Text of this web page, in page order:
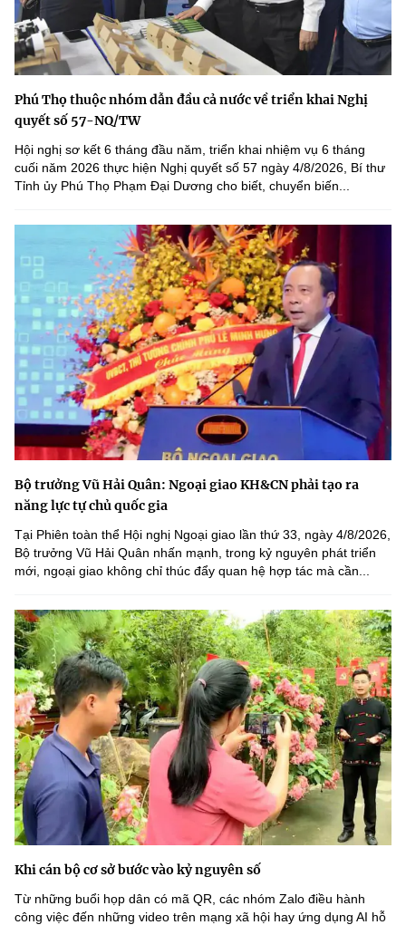
Phú Thọ thuộc nhóm dẫn đầu cả nước về triển khai Nghị
quyết số 57-NQ/TW
Hội nghị sơ kết 6 tháng đầu năm, triển khai nhiệm vụ 6 tháng
cuối năm 2026 thực hiện Nghị quyết số 57 ngày 4/8/2026, Bí thư
Tỉnh ủy Phú Thọ Phạm Đại Dương cho biết, chuyển biến...
Bộ trưởng Vũ Hải Quân: Ngoại giao KH&CN phải tạo ra
năng lực tự chủ quốc gia
Tại Phiên toàn thể Hội nghị Ngoại giao lần thứ 33, ngày 4/8/2026,
Bộ trưởng Vũ Hải Quân nhấn mạnh, trong kỷ nguyên phát triển
mới, ngoại giao không chỉ thúc đẩy quan hệ hợp tác mà cần...
Khi cán bộ cơ sở bước vào kỷ nguyên số
Từ những buổi họp dân có mã QR, các nhóm Zalo điều hành
công việc đến những video trên mạng xã hội hay ứng dụng AI hỗ